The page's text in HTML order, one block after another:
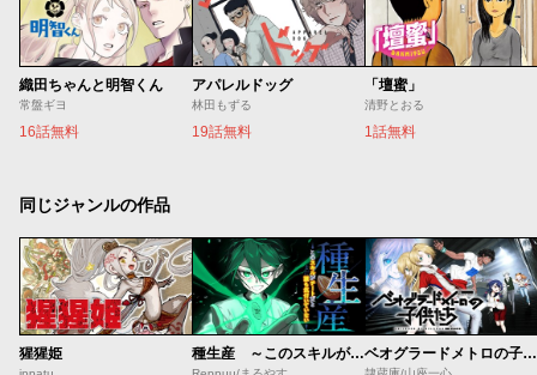
織田ちゃんと明智くん
常盤ギヨ
16話無料
アパレルドッグ
林田もずる
19話無料
「壇蜜」
清野とおる
1話無料
同じジャンルの作品
猩猩姫 種生産 ～このスキルがチートだとまだ誰も気付いていない～ ベオグラードメトロの子供たち